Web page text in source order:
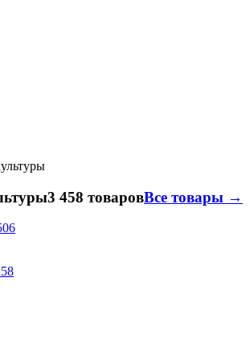
3 458 товаровВсе товары →